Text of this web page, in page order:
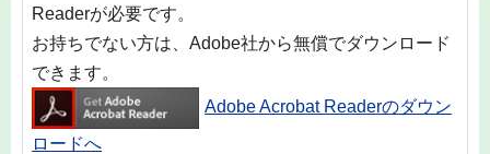
Readerが必要です。
お持ちでない方は、Adobe社から無償でダウンロード
できます。
Adobe Acrobat Readerのダウン
ロードへ